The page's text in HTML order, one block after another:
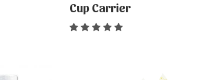
Cup Carrier